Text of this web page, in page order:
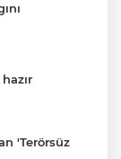
'Terörsüz